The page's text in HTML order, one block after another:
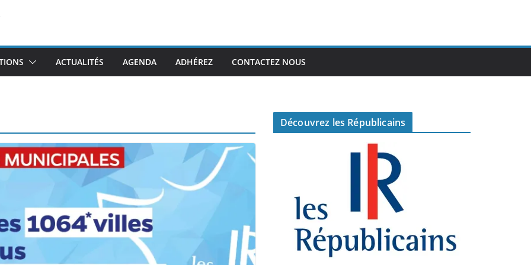
ACTUALITÉS AGENDA ADHÉREZ CONTACTEZ NOUS
Découvrez les Républicains